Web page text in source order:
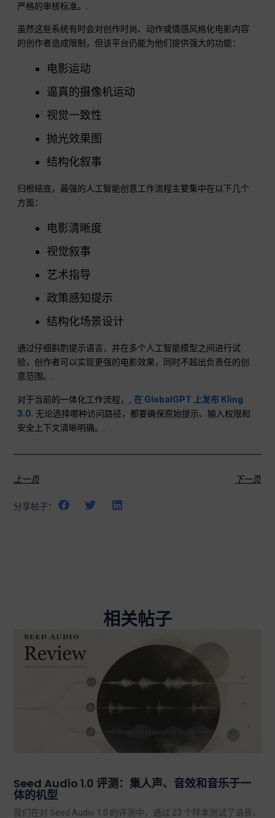
严格的审核标准。.
虽然这些系统有时会对创作时尚、动作或情感风格化电影内容
的创作者造成限制，但该平台仍能为他们提供强大的功能：
电影运动
逼真的摄像机运动
视觉一致性
抛光效果图
结构化叙事
归根结底，最强的人工智能创意工作流程主要集中在以下几个
方面：
电影清晰度
视觉叙事
艺术指导
政策感知提示
结构化场景设计
通过仔细斟酌提示语言，并在多个人工智能模型之间进行试
验，创作者可以实现更强的电影效果，同时不超出负责任的创
意范围。.
对于当前的一体化工作流程，, 在 GlobalGPT 上发布 Kling
3.0. 无论选择哪种访问路径，都要确保原始提示、输入权限和
安全上下文清晰明确。.
上一页 下一页
分享帖子：
相关帖子
Seed Audio 1.0 评测：集人声、音效和音乐于一
体的机型
我们在对 Seed Audio 1.0 的评测中，通过 23 个样本测试了语音、